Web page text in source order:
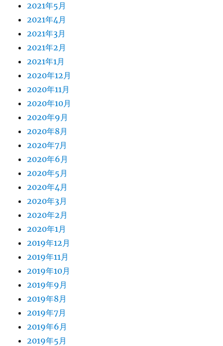
2021年5月
2021年4月
2021年3月
2021年2月
2021年1月
2020年12月
2020年11月
2020年10月
2020年9月
2020年8月
2020年7月
2020年6月
2020年5月
2020年4月
2020年3月
2020年2月
2020年1月
2019年12月
2019年11月
2019年10月
2019年9月
2019年8月
2019年7月
2019年6月
2019年5月